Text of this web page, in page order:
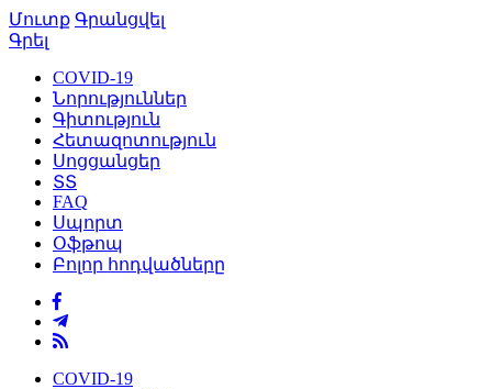
Մուտք Գրանցվել
Գրել
COVID-19
Նորություններ
Գիտություն
Հետազոտություն
Սոցցանցեր
ՏՏ
FAQ
Սպորտ
Օֆթոպ
Բոլոր հոդվածները
COVID-19